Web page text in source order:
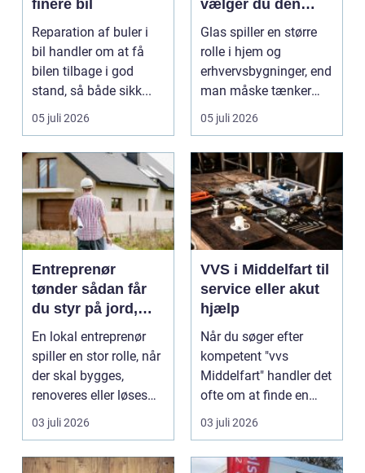
finere bil
Reparation af buler i
bil handler om at få
bilen tilbage i god
stand, så både sikk...
05 juli 2026
vælger du den
rette fagmand til
dine glasopgaver
Glas spiller en større
rolle i hjem og
erhvervsbygninger, end
man måske tænker
ov...
05 juli 2026
Entreprenør
tønder sådan får
du styr på jord,
dræn og kloak
En lokal entreprenør
spiller en stor rolle, når
der skal bygges,
renoveres eller løses
problemer und...
03 juli 2026
VVS i Middelfart til
service eller akut
hjælp
Når du søger efter
kompetent "vvs
Middelfart" handler det
ofte om at finde en
lokal, fa...
03 juli 2026